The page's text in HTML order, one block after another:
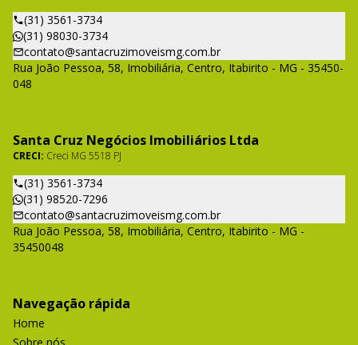
(31) 3561-3734
(31) 98030-3734
contato@santacruzimoveismg.com.br
Rua João Pessoa, 58, Imobiliária, Centro, Itabirito - MG - 35450-
048
Santa Cruz Negócios Imobiliários Ltda
CRECI: Creci MG 5518 PJ
(31) 3561-3734
(31) 98520-7296
contato@santacruzimoveismg.com.br
Rua João Pessoa, 58, Imobiliária, Centro, Itabirito - MG -
35450048
Navegação rápida
Home